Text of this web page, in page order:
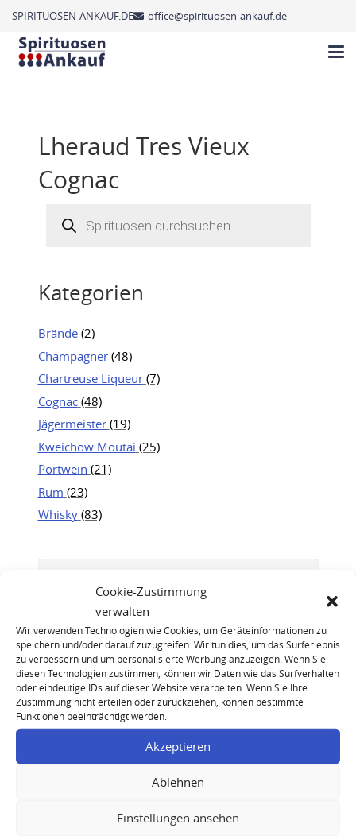
Cookie-Zustimmung
verwalten
Wir verwenden Technologien wie Cookies, um Geräteinformationen zu
speichern und/oder darauf zuzugreifen. Wir tun dies, um das Surferlebnis
zu verbessern und um personalisierte Werbung anzuzeigen. Wenn Sie
diesen Technologien zustimmen, können wir Daten wie das Surfverhalten
oder eindeutige IDs auf dieser Website verarbeiten. Wenn Sie Ihre
Zustimmung nicht erteilen oder zurückziehen, können bestimmte
Funktionen beeinträchtigt werden.
Akzeptieren
Ablehnen
Einstellungen ansehen
SPIRITUOSEN-ANKAUF.DE office@spirituosen-ankauf.de
Lheraud Tres Vieux
Cognac
search
Kategorien
Brände (2)
Champagner (48)
Chartreuse Liqueur (7)
Cognac (48)
Jägermeister (19)
Kweichow Moutai (25)
Portwein (21)
Rum (23)
Whisky (83)